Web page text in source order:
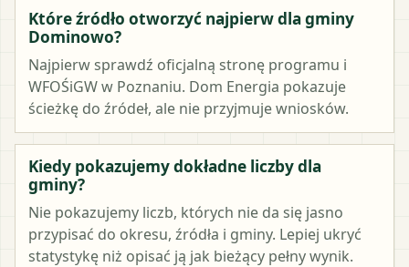
Które źródło otworzyć najpierw dla gminy
Dominowo?
Najpierw sprawdź oficjalną stronę programu i
WFOŚiGW w Poznaniu. Dom Energia pokazuje
ścieżkę do źródeł, ale nie przyjmuje wniosków.
Kiedy pokazujemy dokładne liczby dla
gminy?
Nie pokazujemy liczb, których nie da się jasno
przypisać do okresu, źródła i gminy. Lepiej ukryć
statystykę niż opisać ją jak bieżący pełny wynik.